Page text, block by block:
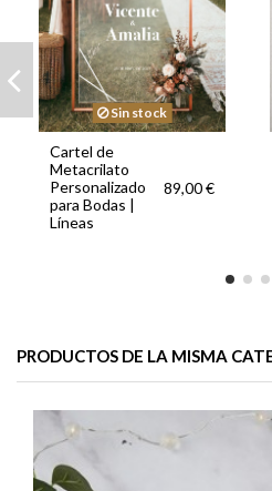
Sin stock
Cartel de
Metacrilato
Personalizado
para Bodas |
Líneas
89,00 €
PRODUCTOS DE LA MISMA